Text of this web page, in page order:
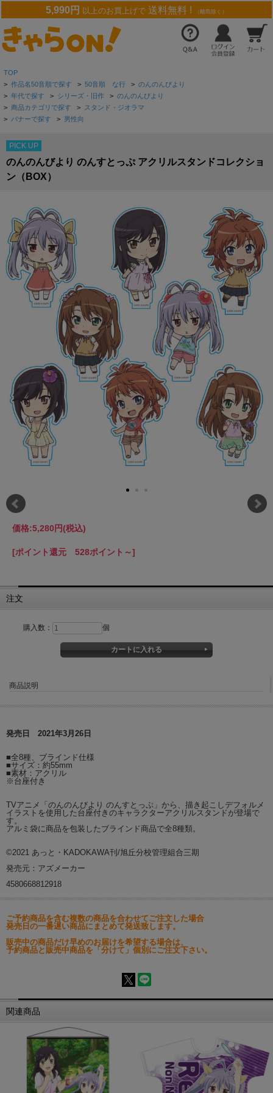
5,990円 以上のお買上げで 送料無料 ! （離島除く）
TOP
> 作品名50音順で探す > 50音順 な行 > のんのんびより
> 年代で探す > シリーズ・旧作 > のんのんびより
> 商品カテゴリで探す > スタンド・ジオラマ
> バナーで探す > 男性向
PICK UP
のんのんびより のんすとっぷ アクリルスタンドコレクショ
ン（BOX）
価格:5,280円(税込)
[ポイント還元 528ポイント～]
注文
購入数： 個
商品説明
発売日 2021年3月26日
■全8種、ブラインド仕様
■サイズ：約55mm
■素材：アクリル
※台座付き
TVアニメ「のんのんびより のんすとっぷ」から、描き起こしデフォルメ
イラストを使用した台座付きのキャラクターアクリルスタンドが登場で
す。
アルミ袋に商品を包装したブラインド商品で全8種類。
©2021 あっと・KADOKAWA刊/旭丘分校管理組合三期
発売元：アズメーカー
4580668812918
ご予約商品を含む複数の商品を合わせてご注文した場合
発売日の一番遅い商品にまとめて発送致します。
販売中の商品だけ早めのお届けを希望する場合は、
予約商品と販売中商品を「分けて」個別にご注文下さい。
関連商品